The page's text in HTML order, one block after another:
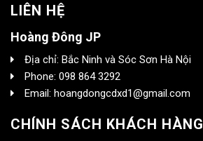
LIÊN HỆ
Hoàng Đông JP
Địa chỉ: Bắc Ninh và Sóc Sơn Hà Nội
Phone: 098 864 3292
Email: hoangdongcdxd1@gmail.com
CHÍNH SÁCH KHÁCH HÀNG